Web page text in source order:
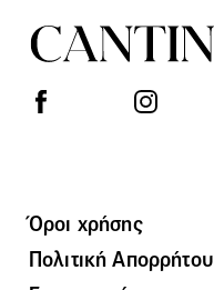
Όροι χρήσης
Πολιτική Απορρήτου